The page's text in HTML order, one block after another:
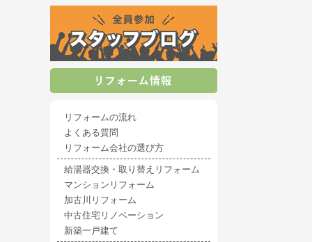
リフォームの流れ
よくある質問
リフォーム会社の選び方
給湯器交換・取り替えリフォーム
マンションリフォーム
加古川リフォーム
中古住宅リノベーション
新築一戸建て